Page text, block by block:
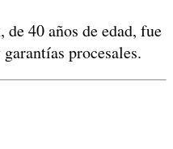
40 años de edad, fue
procesales.